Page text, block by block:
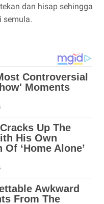
dan hisap sehingga
semula.